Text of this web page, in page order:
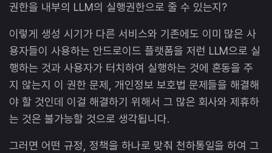
권한을 내부의 LLM의 실행권한으로 줄 수 있는지?
이렇게 생성 시기가 다른 서비스와 기존에도 이미 많은 사
용자들이 사용하는 안드로이드 플랫폼을 저런 LLM으로 실
행하는 것과 사용자가 터치하여 실행하는 것에 혼동을 주
지 않는지 이 권한 문제, 개인정보 보호법 문제들을 해결해
야 할 것인데 이걸 해결하기 위해서 그 많은 회사와 제휴하
는 것은 불가능할 것으로 생각됩니다.
그러면 어떤 규정, 정책을 하나로 맞춰 천하통일을 하여 그